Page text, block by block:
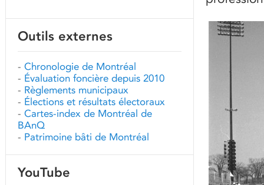
Outils externes
- Chronologie de Montréal
- Évaluation foncière depuis 2010
- Règlements municipaux
- Élections et résultats électoraux
- Cartes-index de Montréal de
BAnQ
- Patrimoine bâti de Montréal
YouTube